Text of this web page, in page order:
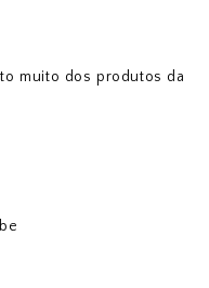
muito dos produtos da